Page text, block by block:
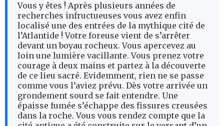
Vous y êtes ! Après plusieurs années de
recherches infructueuses vous avez enfin
localisé une des entrées de la mythique cité de
l’Atlantide ! Votre foreuse vient de s’arrêter
devant un boyau rocheux. Vous apercevez au
loin une lumière vacillante. Vous prenez votre
courage à deux mains et partez à la découverte
de ce lieu sacré. Evidemment, rien ne se passe
comme vous l’aviez prévu. Dès votre arrivée un
grondement sourd se fait entendre. Une
épaisse fumée s’échappe des fissures creusées
dans la roche. Vous vous rendez compte que la